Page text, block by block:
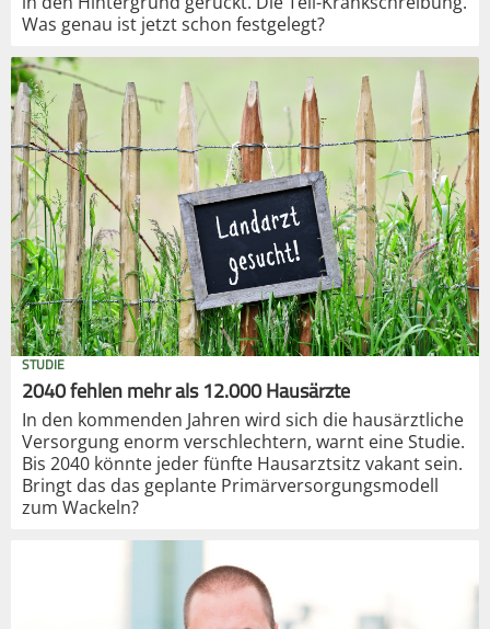
Was genau ist jetzt schon festgelegt?
STUDIE
2040 fehlen mehr als 12.000 Hausärzte
In den kommenden Jahren wird sich die hausärztliche
Versorgung enorm verschlechtern, warnt eine Studie.
Bis 2040 könnte jeder fünfte Hausarztsitz vakant sein.
Bringt das das geplante Primärversorgungsmodell
zum Wackeln?